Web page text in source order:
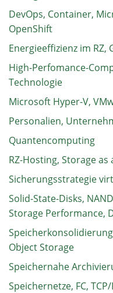
DevOps, Container,
OpenShift
Energieeffizienz im RZ,
High-Perfomance-
Technologie
Microsoft Hyper-V,
Personalien,
Quantencomputing
RZ-Hosting, Storage as
Sicherungsstrategie
Solid-State-Disks,
Storage Performance,
Object Storage
Speichernahe
Speichernetze, FC,